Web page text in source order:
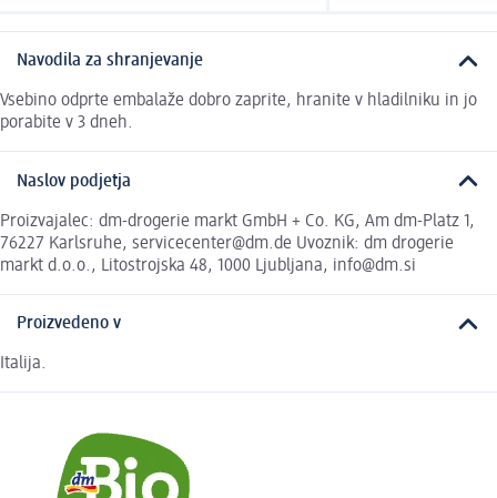
Navodila za shranjevanje
Vsebino odprte embalaže dobro zaprite, hranite v hladilniku in jo
porabite v 3 dneh.
Naslov podjetja
Proizvajalec: dm-drogerie markt GmbH + Co. KG, Am dm-Platz 1,
76227 Karlsruhe, servicecenter@dm.de Uvoznik: dm drogerie
markt d.o.o., Litostrojska 48, 1000 Ljubljana, info@dm.si
Proizvedeno v
Italija.